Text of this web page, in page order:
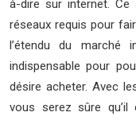
à-dire sur internet.
réseaux requis pour
l’étendu du marché
indispensable pour
désire acheter. Avec
vous serez sûre